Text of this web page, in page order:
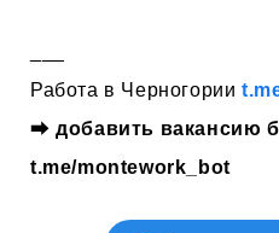
Работа в Черногории
⮕добавить вакансию
t.me/montework_bot